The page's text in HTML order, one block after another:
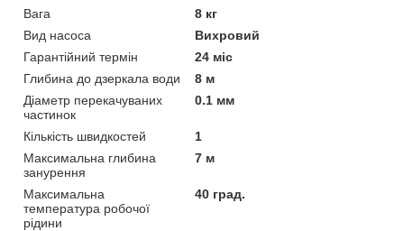
Вага
8 кг
Вид насоса
Вихровий
Гарантійний термін
24 міс
Глибина до дзеркала води
8 м
Діаметр перекачуваних
частинок
0.1 мм
Кількість швидкостей
1
Максимальна глибина
занурення
7 м
Максимальна
температура робочої
рідини
40 град.